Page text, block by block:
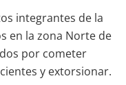
integrantes de la
en la zona Norte de
por cometer
y extorsionar.